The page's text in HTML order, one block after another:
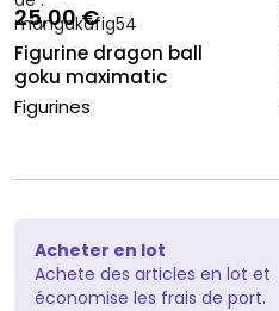
25,00 €
Figurine dragon ball
goku maximatic
Figurines
Acheter en lot
Achete des articles en lot et
économise les frais de port.